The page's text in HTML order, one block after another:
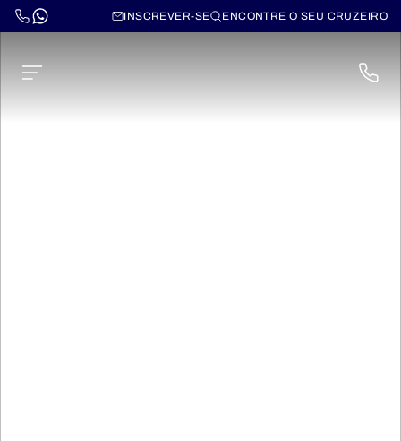
INSCREVER-SE ENCONTRE O SEU CRUZEIRO